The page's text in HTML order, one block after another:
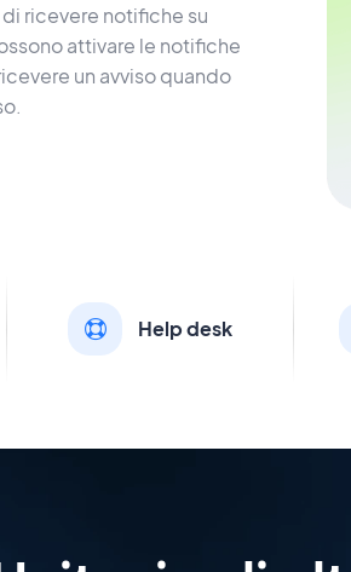
ricevere notifiche su
attivare le notifiche
un avviso quando
Help desk